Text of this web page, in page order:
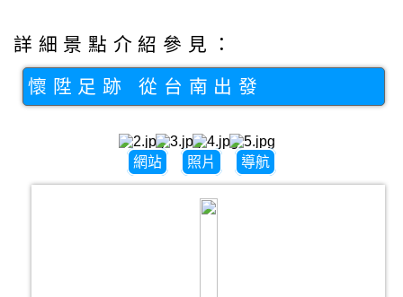
詳細景點介紹參見：
懷陞足跡 從台南出發
網站 照片 導航